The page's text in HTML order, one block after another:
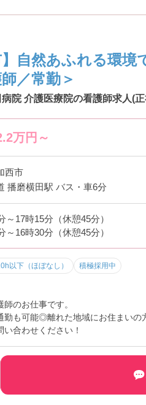
】自然あふれる環
／常勤＞
院 介護医療院の看護師求人(
万円～
西市
播磨横田駅 バス・車6分
～17時15分（休憩45分）
～16時30分（休憩45分）
以下（ほぼなし） 積極採用中
のお仕事です。
勤も可能◎離れた地域にお住まいの
合わせください！